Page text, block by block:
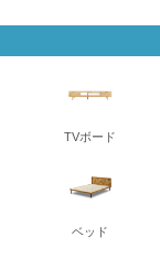
TVボード
ベッド